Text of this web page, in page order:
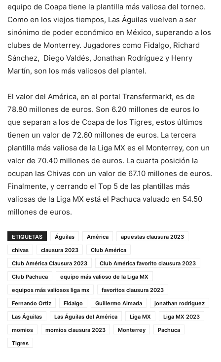
equipo de Coapa tiene la plantilla más valiosa del torneo.
Como en los viejos tiempos, Las Águilas vuelven a ser
sinónimo de poder económico en México, superando a los
clubes de Monterrey. Jugadores como Fidalgo, Richard
Sánchez, Diego Valdés, Jonathan Rodríguez y Henry
Martín, son los más valiosos del plantel.
El valor del América, en el portal Transfermarkt, es de
78.80 millones de euros. Son 6.20 millones de euros lo
que separan a los de Coapa de los Tigres, estos últimos
tienen un valor de 72.60 millones de euros. La tercera
plantilla más valiosa de la Liga MX es el Monterrey, con un
valor de 70.40 millones de euros. La cuarta posición la
ocupan las Chivas con un valor de 67.10 millones de euros.
Finalmente, y cerrando el Top 5 de las plantillas más
valiosas de la Liga MX está el Pachuca valuado en 54.50
millones de euros.
ETIQUETAS Águilas América
apuestas clausura 2023
chivas
clausura 2023
Club América
Club América Clausura 2023
Club América favorito clausura 2023
Club Pachuca
equipo más valioso de la Liga MX
equipos más valiosos liga mx
favoritos clausura 2023
Fernando Ortiz
Fidalgo Guillermo Almada
jonathan rodriguez
Las Águilas
Las Águilas del América Liga MX
Liga MX 2023
momios
momios clausura 2023 Monterrey
Pachuca
Tigres